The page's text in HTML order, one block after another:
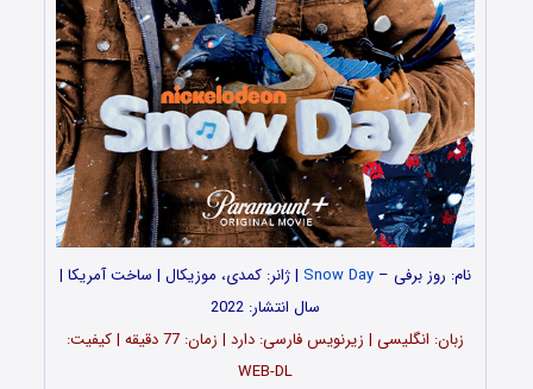
نام: روز برفی – Snow Day | ژانر: کمدی، موزیکال | ساخت آمریکا |
سال انتشار: 2022
زبان: انگلیسی | زیرنویس فارسی: دارد | زمان: 77 دقیقه | کیفیت:
WEB-DL